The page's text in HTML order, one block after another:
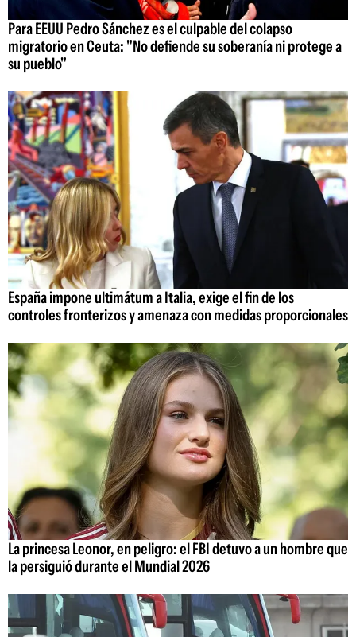
Para EEUU Pedro Sánchez es el culpable del colapso
migratorio en Ceuta: "No defiende su soberanía ni protege a
su pueblo"
España impone ultimátum a Italia, exige el fin de los
controles fronterizos y amenaza con medidas proporcionales
La princesa Leonor, en peligro: el FBI detuvo a un hombre que
la persiguió durante el Mundial 2026